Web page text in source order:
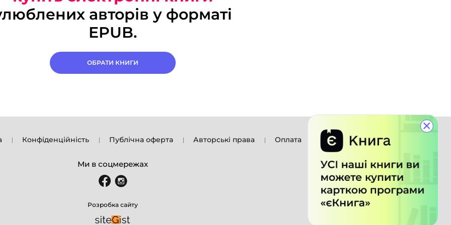
×
авторів у форматі
EPUB.
ОБРАТИ КНИГИ
Конфіденційність Публічна оферта Авторські права Оплата
Ми в соцмережах
Розробка сайту